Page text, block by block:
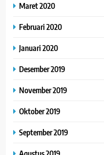
Maret 2020
Februari 2020
Januari 2020
Desember 2019
November 2019
Oktober 2019
September 2019